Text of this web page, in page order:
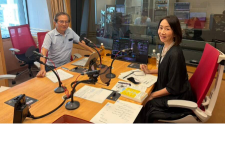
すね」
長野「あー、なるほど」
下村「今回は細かい事例をご紹介する前に、時々このコーナ
ーで引用させていただいているJFC、日本ファクトチェックセ
ンターが一昨年、能登半島地震の直後に注意喚起した、『地
震の時のデマってこのパターンがあるよ』っていう類型があ
りまして、このパターンを下村流にアレンジして短い言葉で
ご紹介します。まず“嘘被害”。昔の津波の映像とかを出しちゃ